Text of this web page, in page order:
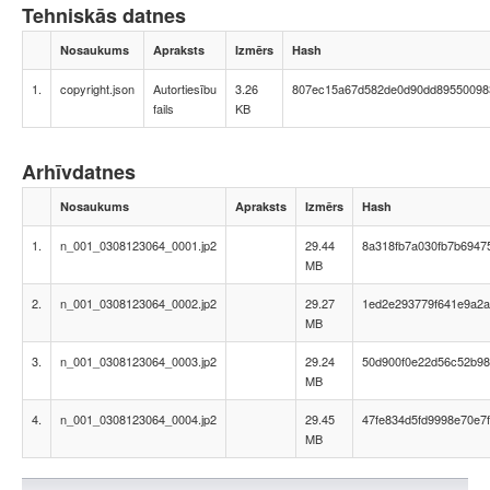
Tehniskās datnes
Nosaukums Apraksts Izmērs Hash
1. copyright.json
Autortiesību
fails
3.26
KB
Arhīvdatnes
Nosaukums Apraksts Izmērs Hash
1. n_001_0308123064_0001.jp2
29.44
MB
2. n_001_0308123064_0002.jp2
29.27
MB
3. n_001_0308123064_0003.jp2
29.24
MB
4. n_001_0308123064_0004.jp2
29.45
MB